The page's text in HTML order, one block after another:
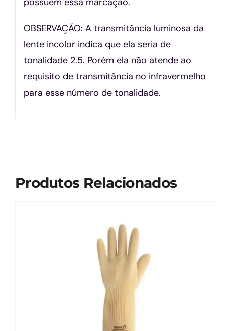
OBSERVAÇÃO: A transmitância luminosa da
lente incolor indica que ela seria de
tonalidade 2.5. Porém ela não atende ao
requisito de transmitância no infravermelho
para esse número de tonalidade.
Produtos Relacionados